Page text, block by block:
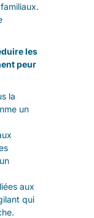
les
peur
la
un
aux
qui